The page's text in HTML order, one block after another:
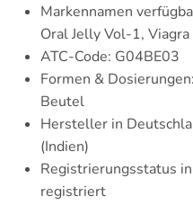
Markennamen
Oral Jelly Vol-1,
ATC-Code: G04BE03
Formen &
Beutel
Hersteller in
(Indien)
Registrierungsstatus
registriert